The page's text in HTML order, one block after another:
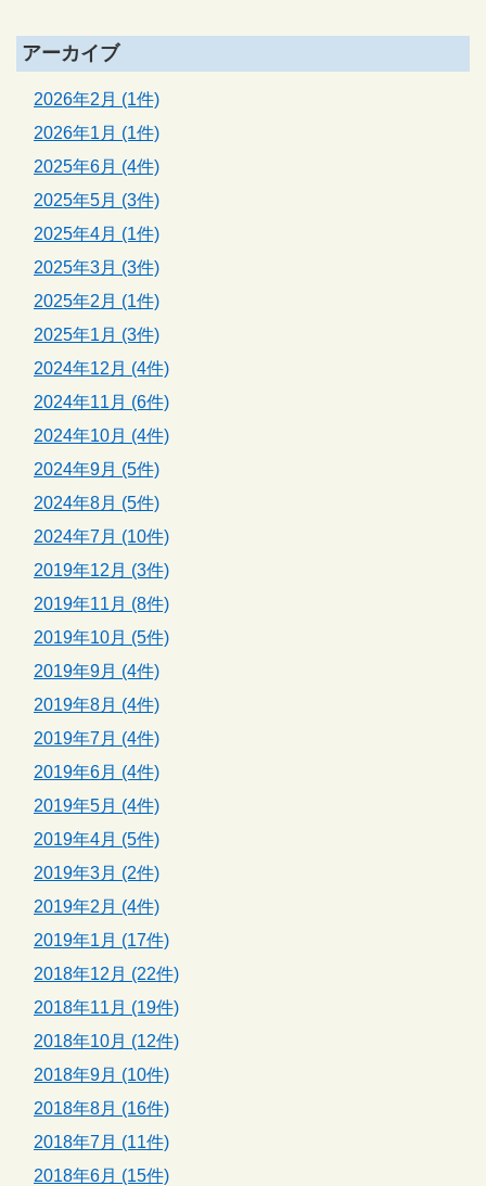
アーカイブ
2026年2月 (1件)
2026年1月 (1件)
2025年6月 (4件)
2025年5月 (3件)
2025年4月 (1件)
2025年3月 (3件)
2025年2月 (1件)
2025年1月 (3件)
2024年12月 (4件)
2024年11月 (6件)
2024年10月 (4件)
2024年9月 (5件)
2024年8月 (5件)
2024年7月 (10件)
2019年12月 (3件)
2019年11月 (8件)
2019年10月 (5件)
2019年9月 (4件)
2019年8月 (4件)
2019年7月 (4件)
2019年6月 (4件)
2019年5月 (4件)
2019年4月 (5件)
2019年3月 (2件)
2019年2月 (4件)
2019年1月 (17件)
2018年12月 (22件)
2018年11月 (19件)
2018年10月 (12件)
2018年9月 (10件)
2018年8月 (16件)
2018年7月 (11件)
2018年6月 (15件)